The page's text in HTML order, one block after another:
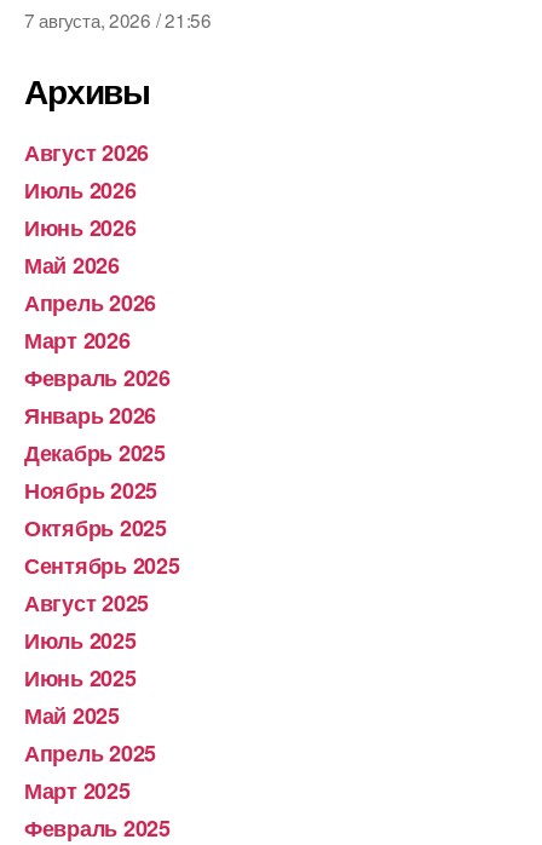
7 августа, 2026 / 21:56
Архивы
Август 2026
Июль 2026
Июнь 2026
Май 2026
Апрель 2026
Март 2026
Февраль 2026
Январь 2026
Декабрь 2025
Ноябрь 2025
Октябрь 2025
Сентябрь 2025
Август 2025
Июль 2025
Июнь 2025
Май 2025
Апрель 2025
Март 2025
Февраль 2025